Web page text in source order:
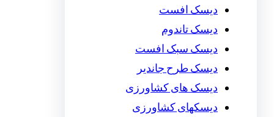
دیسک افست
دیسک تاندوم
دیسک سبک افست
دیسک طرح جاندیر
دیسک های کشاورزی
دیسکهای کشاورزی